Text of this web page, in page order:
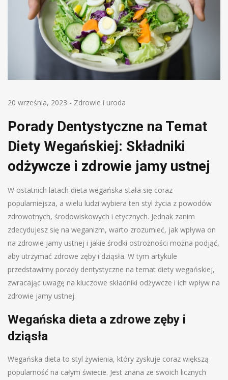
20 września, 2023 - Zdrowie i uroda
Porady Dentystyczne na Temat
Diety Wegańskiej: Składniki
odżywcze i zdrowie jamy ustnej
W ostatnich latach dieta wegańska stała się coraz
popularniejsza, a wielu ludzi wybiera ten styl życia z powodów
zdrowotnych, środowiskowych i etycznych. Jednak zanim
zdecydujesz się na weganizm, warto zrozumieć, jak wpływa on
na zdrowie jamy ustnej i jakie środki ostrożności można podjąć,
aby utrzymać zdrowe zęby i dziąsła. W tym artykule
przedstawimy porady dentystyczne na temat diety wegańskiej,
zwracając uwagę na kluczowe składniki odżywcze i ich wpływ na
zdrowie jamy ustnej.
Wegańska dieta a zdrowe zęby i
dziąsła
Wegańska dieta to styl żywienia, który zyskuje coraz większą
popularność na całym świecie. Jest znana ze swoich licznych